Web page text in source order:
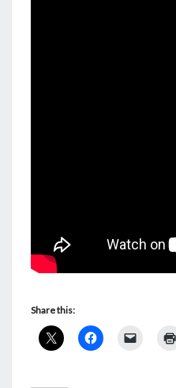
Share this: